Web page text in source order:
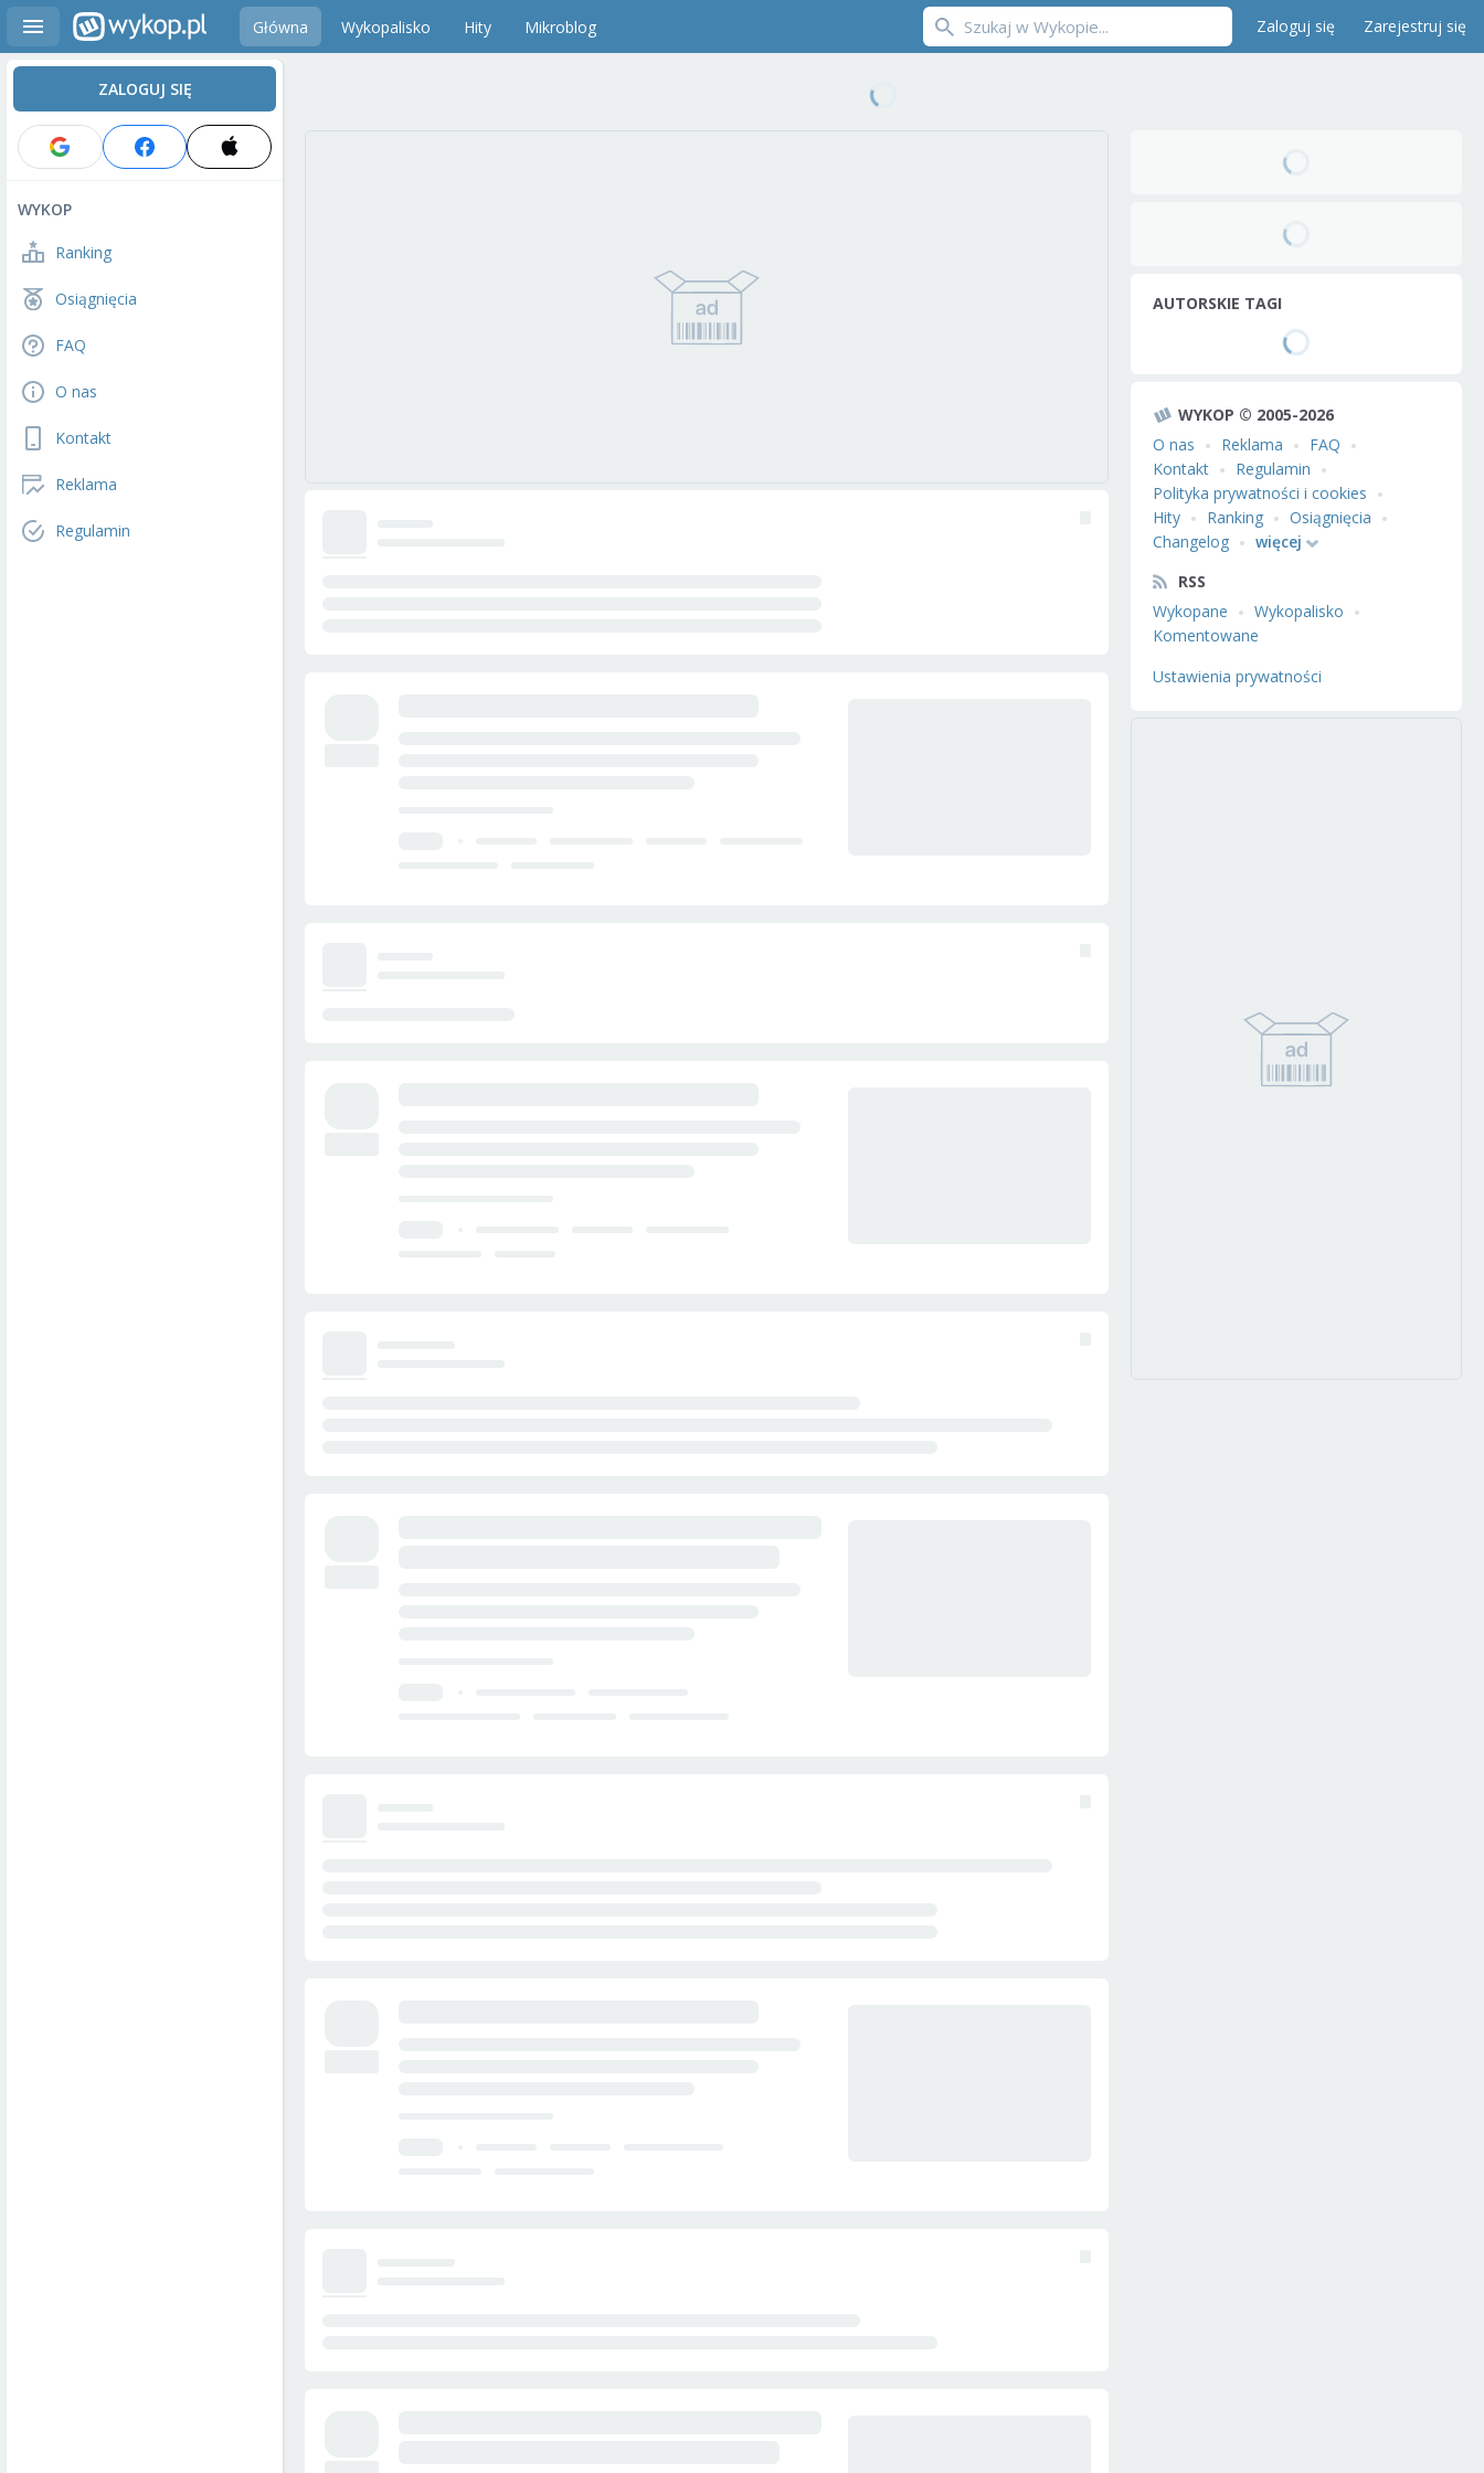
Główna Wykopalisko Hity Mikroblog Zaloguj się Zarejestruj się
ZALOGUJ SIĘ
WYKOP
Ranking
Osiągnięcia
FAQ
O nas
Kontakt
Reklama
Regulamin
AUTORSKIE TAGI
WYKOP © 2005-2026
O nas
Reklama
FAQ
Kontakt
Regulamin
Polityka prywatności i cookies
Hity
Ranking
Osiągnięcia
Changelog
więcej
RSS
Wykopane
Wykopalisko
Komentowane
Ustawienia prywatności